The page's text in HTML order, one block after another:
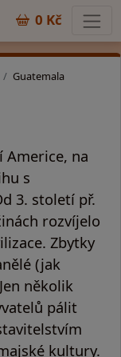
0 Kč
Guatemala
Americe, na
s
3. století př.
rozvíjelo
Zbytky
(jak
několik
pálit
kultury.